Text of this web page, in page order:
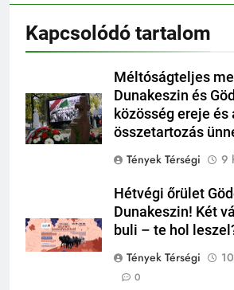
Kapcsolódó tartalom
Méltóságteljes
Dunakeszin és
közösség ereje és
összetartozás
Tények Térségi
9
Hétvégi őrület
Dunakeszin! Két
buli – te hol
Tények Térségi
0